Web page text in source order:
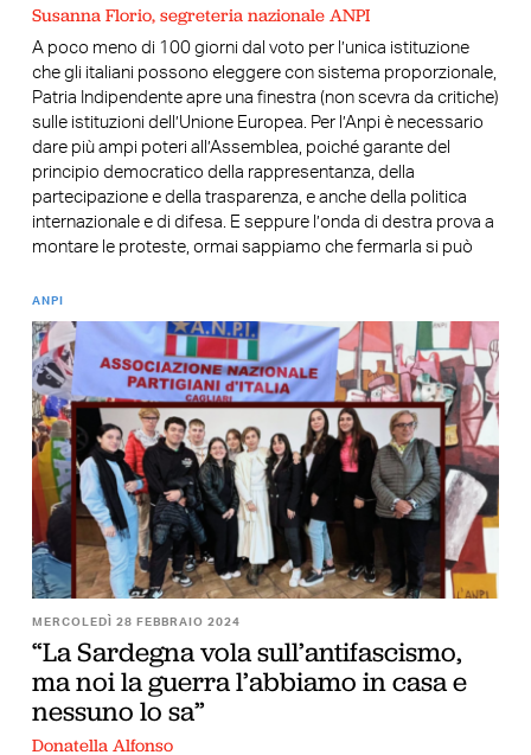
Susanna Florio, segreteria nazionale ANPI
A poco meno di 100 giorni dal voto per l’unica istituzione
che gli italiani possono eleggere con sistema proporzionale,
Patria Indipendente apre una finestra (non scevra da critiche)
sulle istituzioni dell’Unione Europea. Per l’Anpi è necessario
dare più ampi poteri all’Assemblea, poiché garante del
principio democratico della rappresentanza, della
partecipazione e della trasparenza, e anche della politica
internazionale e di difesa. E seppure l’onda di destra prova a
montare le proteste, ormai sappiamo che fermarla si può
ANPI
MERCOLEDÌ 28 FEBBRAIO 2024
“La Sardegna vola sull’antifascismo,
ma noi la guerra l’abbiamo in casa e
nessuno lo sa”
Donatella Alfonso